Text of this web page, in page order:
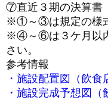
⑦直近３期の決算書
※①～③は規定の様式
※④～⑥は３ケ月以
さい。
参考情報
・施設配置図（飲食
・施設完成予想図（